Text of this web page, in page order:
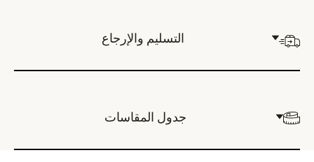
التسليم والإرجاع
جدول المقاسات